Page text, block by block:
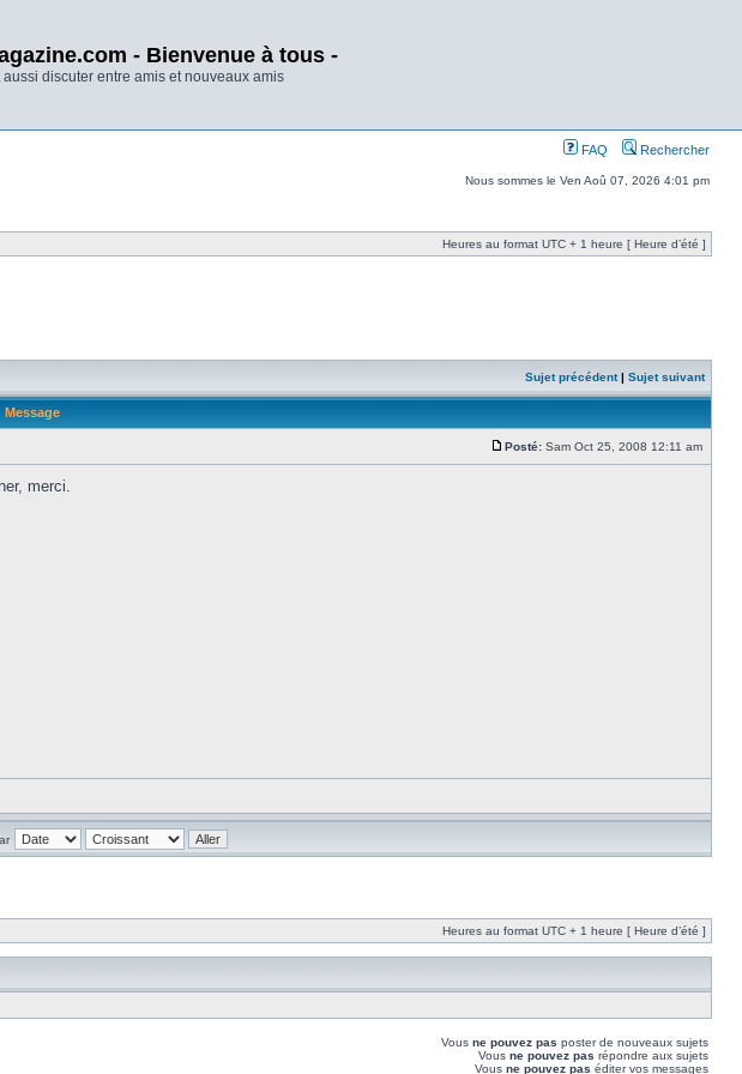
- Bienvenue à tous -
discuter entre amis et nouveaux amis
FAQ Rechercher
Nous sommes le Ven Aoû 07, 2026 4:01 pm
Heures au format UTC + 1 heure [ Heure d’été ]
Sujet précédent| Sujet suivant
Message
Posté: Sam Oct 25, 2008 12:11 am
merci.
Heures au format UTC + 1 heure [ Heure d’été ]
Vous ne pouvez pas poster de nouveaux sujets
Vous ne pouvez pas répondre aux sujets
Vous ne pouvez pas éditer vos messages